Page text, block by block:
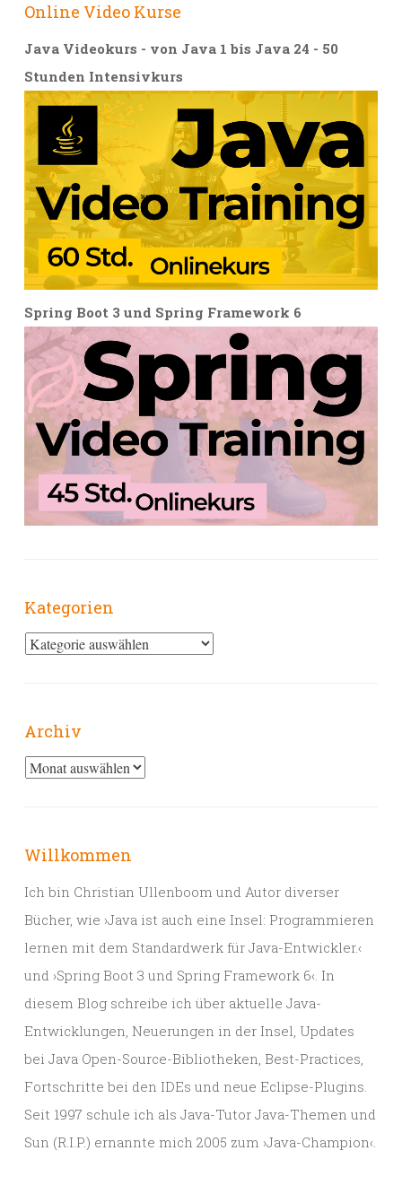
Online Video Kurse
Java Videokurs - von Java 1 bis Java 24 - 50
Stunden Intensivkurs
Spring Boot 3 und Spring Framework 6
Kategorien
Kategorien
Archiv
Archiv
Willkommen
Ich bin Christian Ullenboom und Autor diverser
Bücher, wie ›Java ist auch eine Insel: Programmieren
lernen mit dem Standardwerk für Java-Entwickler.‹
und ›Spring Boot 3 und Spring Framework 6‹. In
diesem Blog schreibe ich über aktuelle Java-
Entwicklungen, Neuerungen in der Insel, Updates
bei Java Open-Source-Bibliotheken, Best-Practices,
Fortschritte bei den IDEs und neue Eclipse-Plugins.
Seit 1997 schule ich als Java-Tutor Java-Themen und
Sun (R.I.P.) ernannte mich 2005 zum ›Java-Champion‹.